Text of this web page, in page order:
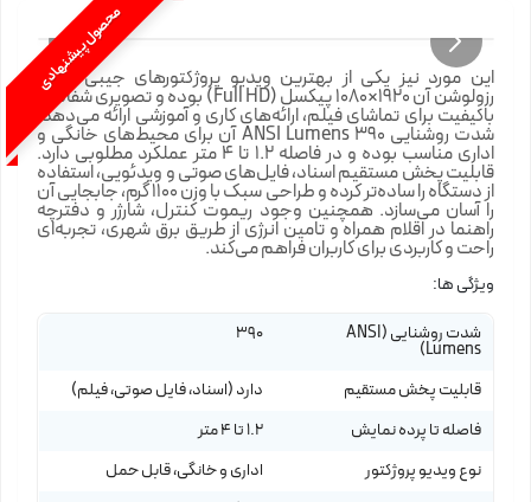
محصول پیشنهادی
این مورد نیز یکی از بهترین ویدیو پروژکتورهای جیبی است،
رزولوشن آن 1920×1080 پیکسل (Full HD) بوده و تصویری شفاف و
باکیفیت برای تماشای فیلم، ارائه‌های کاری و آموزشی ارائه می‌دهد.
شدت روشنایی 390 ANSI Lumens آن برای محیط‌های خانگی و
اداری مناسب بوده و در فاصله 1.2 تا 4 متر عملکرد مطلوبی دارد.
قابلیت پخش مستقیم اسناد، فایل‌های صوتی و ویدئویی، استفاده
از دستگاه را ساده‌تر کرده و طراحی سبک با وزن 1100 گرم، جابجایی آن
را آسان می‌سازد. همچنین وجود ریموت کنترل، شارژر و دفترچه
راهنما در اقلام همراه و تامین انرژی از طریق برق شهری، تجربه‌ای
راحت و کاربردی برای کاربران فراهم می‌کند.
ویژگی ها:
شدت روشنایی (ANSI
Lumens)
390
قابلیت پخش مستقیم
دارد (اسناد، فایل صوتی، فیلم)
فاصله تا پرده نمایش
1.2 تا 4 متر
نوع ویدیو پروژکتور
اداری و خانگی، قابل حمل